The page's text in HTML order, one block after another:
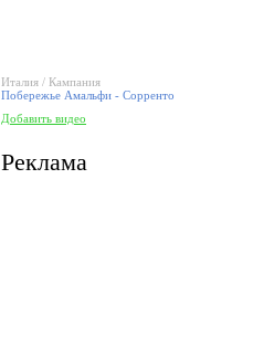
Италия / Кампания
Побережье Амальфи - Сорренто
Добавить видео
Реклама